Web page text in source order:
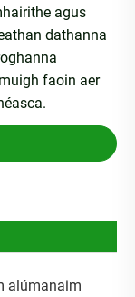
agus
dathanna
faoin aer
alúmanaim